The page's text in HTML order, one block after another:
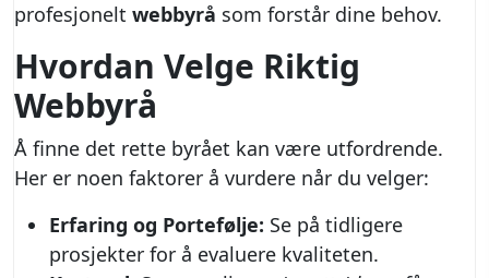
profesjonelt webbyrå som forstår dine behov.
Hvordan Velge Riktig
Webbyrå
Å finne det rette byrået kan være utfordrende.
Her er noen faktorer å vurdere når du velger:
Erfaring og Portefølje: Se på tidligere
prosjekter for å evaluere kvaliteten.